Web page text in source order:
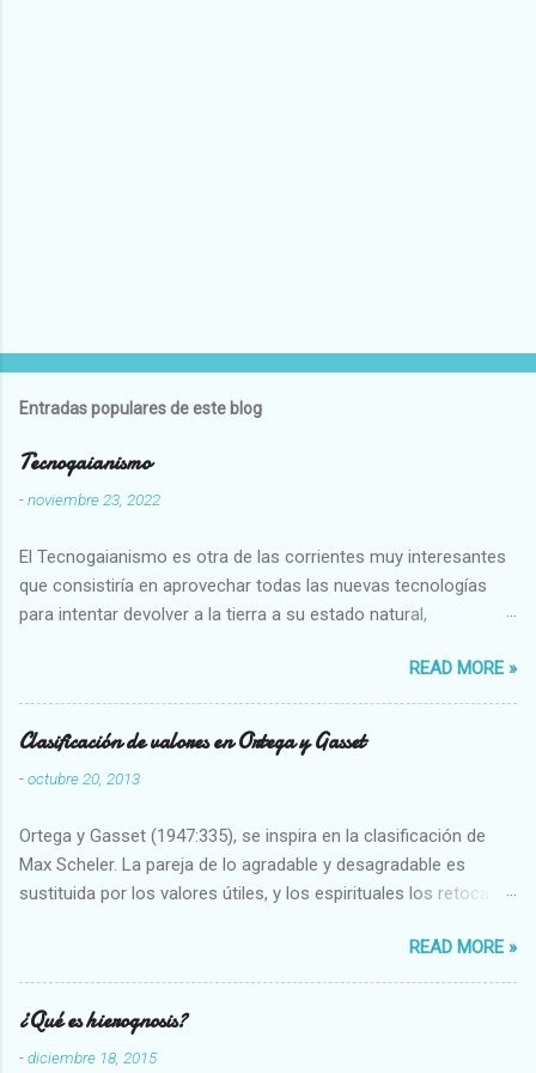
Entradas populares de este blog
Tecnogaianismo
-noviembre 23, 2022
El Tecnogaianismo es otra de las corrientes muy interesantes
que consistiría en aprovechar todas las nuevas tecnologías
para intentar devolver a la tierra a su estado natural,
READ MORE »
Clasificación de valores en Ortega y Gasset
-octubre 20, 2013
Ortega y Gasset (1947:335), se inspira en la clasificación de
Max Scheler. La pareja de lo agradable y desagradable es
sustituida por los valores útiles, y los espirituales los retoca.
Abundante-Escaso,etc 2 VITALES Sano-Enfermo Selecto-
Vulgar Enérgico-Inerte Fuerte-Débil,etc. 3 ESPIRITUALES a)
Intelectuales Conocimiento-Error Exacto-Aproximado
Evidente-Probable,etc b) Morales Bueno-malo Bondadoso-
malvado Justo-Injusto Escrupuloso-Relajado Leal-Desleal,etc.
READ MORE »
¿Qué es hierognosis?
-diciembre 18, 2015